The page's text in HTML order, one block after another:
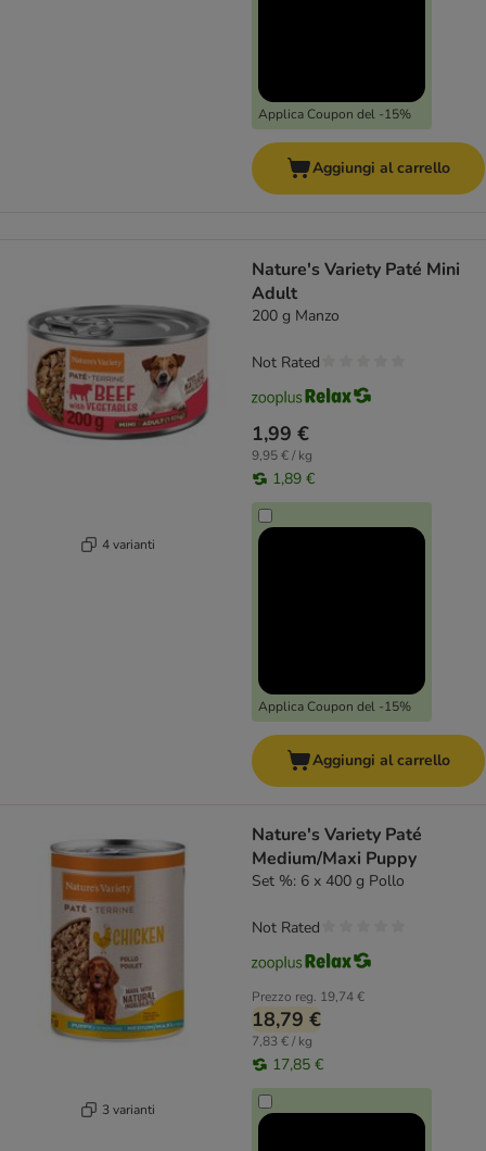
Applica Coupon del -15%
Aggiungi al carrello
4 varianti
Nature's Variety Paté Mini
Adult
200 g Manzo
1,99 €
9,95 € / kg
1,89 €
Applica Coupon del -15%
Not Rated
Aggiungi al carrello
3 varianti
Nature's Variety Paté
Medium/Maxi Puppy
Set %: 6 x 400 g Pollo
Prezzo reg. 19,74 €
18,79 €
7,83 € / kg
17,85 €
Not Rated